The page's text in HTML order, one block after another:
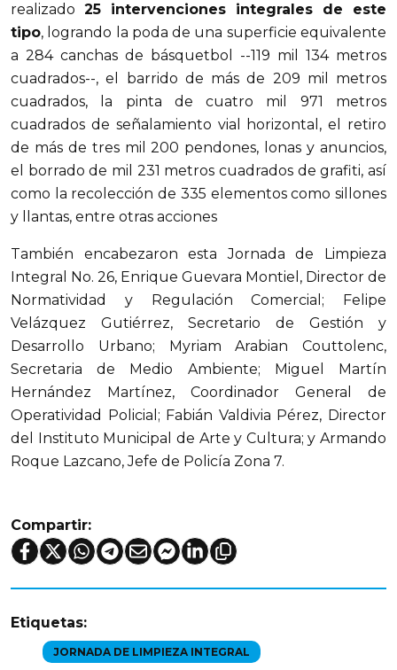
realizado 25 intervenciones integrales de este
tipo, logrando la poda de una superficie equivalente
a 284 canchas de básquetbol --119 mil 134 metros
cuadrados--, el barrido de más de 209 mil metros
cuadrados, la pinta de cuatro mil 971 metros
cuadrados de señalamiento vial horizontal, el retiro
de más de tres mil 200 pendones, lonas y anuncios,
el borrado de mil 231 metros cuadrados de grafiti, así
como la recolección de 335 elementos como sillones
y llantas, entre otras acciones
También encabezaron esta Jornada de Limpieza
Integral No. 26, Enrique Guevara Montiel, Director de
Normatividad y Regulación Comercial; Felipe
Velázquez Gutiérrez, Secretario de Gestión y
Desarrollo Urbano; Myriam Arabian Couttolenc,
Secretaria de Medio Ambiente; Miguel Martín
Hernández Martínez, Coordinador General de
Operatividad Policial; Fabián Valdivia Pérez, Director
del Instituto Municipal de Arte y Cultura; y Armando
Roque Lazcano, Jefe de Policía Zona 7.
Compartir:
Etiquetas:
JORNADA DE LIMPIEZA INTEGRAL